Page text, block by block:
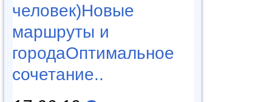
человек)Новые
маршруты и
городаОптимальное
сочетание..